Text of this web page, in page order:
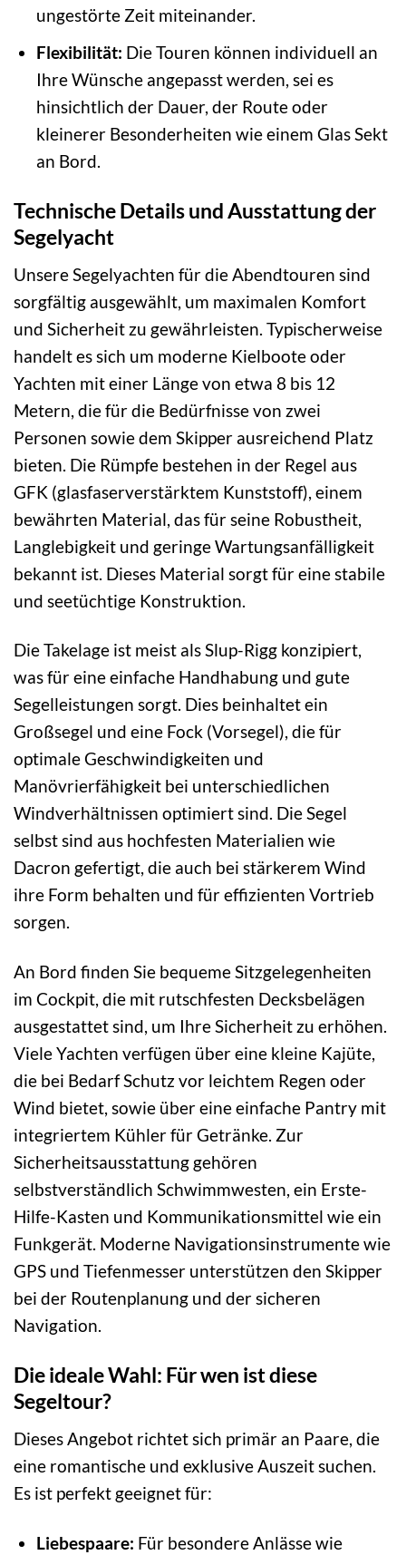
ungestörte Zeit miteinander.
Flexibilität: Die Touren können individuell an
Ihre Wünsche angepasst werden, sei es
hinsichtlich der Dauer, der Route oder
kleinerer Besonderheiten wie einem Glas Sekt
an Bord.
Technische Details und Ausstattung der
Segelyacht
Unsere Segelyachten für die Abendtouren sind
sorgfältig ausgewählt, um maximalen Komfort
und Sicherheit zu gewährleisten. Typischerweise
handelt es sich um moderne Kielboote oder
Yachten mit einer Länge von etwa 8 bis 12
Metern, die für die Bedürfnisse von zwei
Personen sowie dem Skipper ausreichend Platz
bieten. Die Rümpfe bestehen in der Regel aus
GFK (glasfaserverstärktem Kunststoff), einem
bewährten Material, das für seine Robustheit,
Langlebigkeit und geringe Wartungsanfälligkeit
bekannt ist. Dieses Material sorgt für eine stabile
und seetüchtige Konstruktion.
Die Takelage ist meist als Slup-Rigg konzipiert,
was für eine einfache Handhabung und gute
Segelleistungen sorgt. Dies beinhaltet ein
Großsegel und eine Fock (Vorsegel), die für
optimale Geschwindigkeiten und
Manövrierfähigkeit bei unterschiedlichen
Windverhältnissen optimiert sind. Die Segel
selbst sind aus hochfesten Materialien wie
Dacron gefertigt, die auch bei stärkerem Wind
ihre Form behalten und für effizienten Vortrieb
sorgen.
An Bord finden Sie bequeme Sitzgelegenheiten
im Cockpit, die mit rutschfesten Decksbelägen
ausgestattet sind, um Ihre Sicherheit zu erhöhen.
Viele Yachten verfügen über eine kleine Kajüte,
die bei Bedarf Schutz vor leichtem Regen oder
Wind bietet, sowie über eine einfache Pantry mit
integriertem Kühler für Getränke. Zur
Sicherheitsausstattung gehören
selbstverständlich Schwimmwesten, ein Erste-
Hilfe-Kasten und Kommunikationsmittel wie ein
Funkgerät. Moderne Navigationsinstrumente wie
GPS und Tiefenmesser unterstützen den Skipper
bei der Routenplanung und der sicheren
Navigation.
Die ideale Wahl: Für wen ist diese
Segeltour?
Dieses Angebot richtet sich primär an Paare, die
eine romantische und exklusive Auszeit suchen.
Es ist perfekt geeignet für:
Liebespaare: Für besondere Anlässe wie